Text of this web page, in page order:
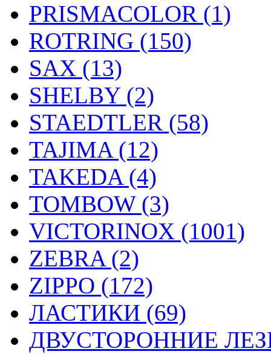
PRISMACOLOR (1)
ROTRING (150)
SAX (13)
SHELBY (2)
STAEDTLER (58)
TAJIMA (12)
TAKEDA (4)
TOMBOW (3)
VICTORINOX (1001)
ZEBRA (2)
ZIPPO (172)
ЛАСТИКИ (69)
ДВУСТОРОННИЕ